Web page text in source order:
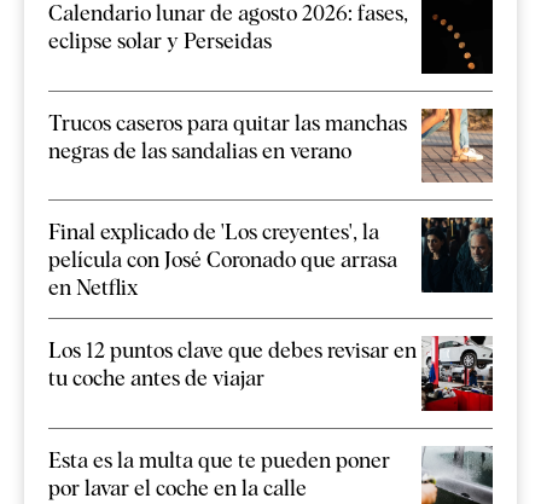
Calendario lunar de agosto 2026: fases,
eclipse solar y Perseidas
Trucos caseros para quitar las manchas
negras de las sandalias en verano
Final explicado de 'Los creyentes', la
película con José Coronado que arrasa
en Netflix
Los 12 puntos clave que debes revisar en
tu coche antes de viajar
Esta es la multa que te pueden poner
por lavar el coche en la calle